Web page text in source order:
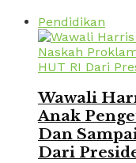
Pendidikan
Wawali
Anak
Dan
Dari